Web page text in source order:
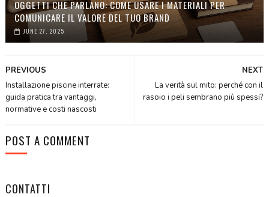
OGGETTI CHE PARLANO: COME USARE I MATERIALI PER
COMUNICARE IL VALORE DEL TUO BRAND
JUNE 27, 2025
NEXT
La verità sul mito: perché con il
rasoio i peli sembrano più spessi?
PREVIOUS
Installazione piscine interrate:
guida pratica tra vantaggi,
normative e costi nascosti
POST A COMMENT
CONTATTI